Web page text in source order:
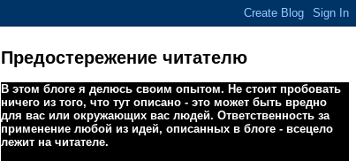
Предостережение читателю
В этом блоге я делюсь своим опытом. Не стоит пробовать
ничего из того, что тут описано - это может быть вредно
для вас или окружающих вас людей. Ответственность за
применение любой из идей, описанных в блоге - всецело
лежит на читателе.